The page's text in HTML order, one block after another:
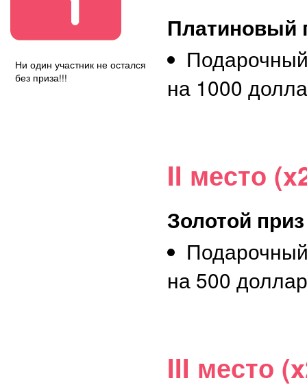
Ни один участник не остался
без приза!!!
Платиновый
на 1000
II место
Золотой
на 500
III место